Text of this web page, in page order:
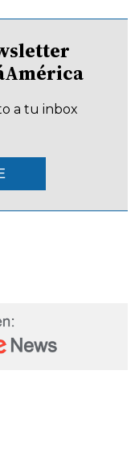
a tu inbox